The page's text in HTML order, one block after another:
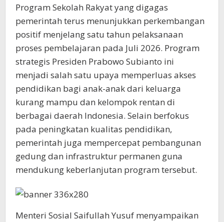
Program Sekolah Rakyat yang digagas
pemerintah terus menunjukkan perkembangan
positif menjelang satu tahun pelaksanaan
proses pembelajaran pada Juli 2026. Program
strategis Presiden Prabowo Subianto ini
menjadi salah satu upaya memperluas akses
pendidikan bagi anak-anak dari keluarga
kurang mampu dan kelompok rentan di
berbagai daerah Indonesia. Selain berfokus
pada peningkatan kualitas pendidikan,
pemerintah juga mempercepat pembangunan
gedung dan infrastruktur permanen guna
mendukung keberlanjutan program tersebut.
Menteri Sosial Saifullah Yusuf menyampaikan